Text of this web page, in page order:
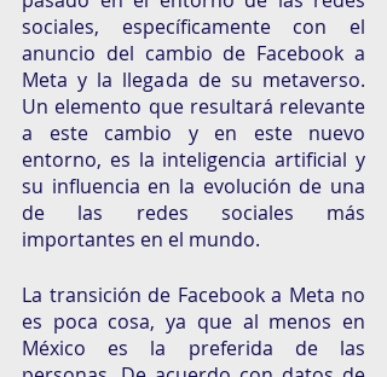
sociales, específicamente con el
anuncio del cambio de Facebook a
Meta y la llegada de su metaverso.
Un elemento que resultará relevante
a este cambio y en este nuevo
entorno, es la inteligencia artificial y
su influencia en la evolución de una
de las redes sociales más
importantes en el mundo.
La transición de Facebook a Meta no
es poca cosa, ya que al menos en
México es la preferida de las